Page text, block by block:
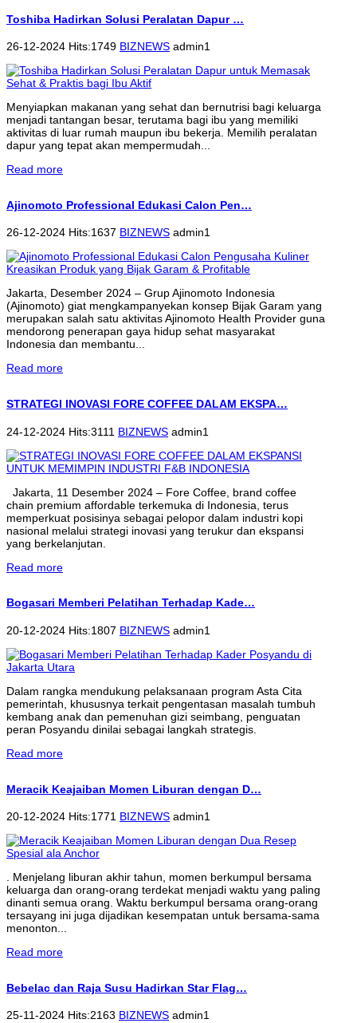
Toshiba Hadirkan Solusi Peralatan Dapur …
26-12-2024 Hits:1749 BIZNEWS admin1
Menyiapkan makanan yang sehat dan bernutrisi bagi keluarga
menjadi tantangan besar, terutama bagi ibu yang memiliki
aktivitas di luar rumah maupun ibu bekerja. Memilih peralatan
dapur yang tepat akan mempermudah...
Read more
Ajinomoto Professional Edukasi Calon Pen…
26-12-2024 Hits:1637 BIZNEWS admin1
Jakarta, Desember 2024 – Grup Ajinomoto Indonesia
(Ajinomoto) giat mengkampanyekan konsep Bijak Garam yang
merupakan salah satu aktivitas Ajinomoto Health Provider guna
mendorong penerapan gaya hidup sehat masyarakat
Indonesia dan membantu...
Read more
STRATEGI INOVASI FORE COFFEE DALAM EKSPA…
24-12-2024 Hits:3111 BIZNEWS admin1
Jakarta, 11 Desember 2024 – Fore Coffee, brand coffee
chain premium affordable terkemuka di Indonesia, terus
memperkuat posisinya sebagai pelopor dalam industri kopi
nasional melalui strategi inovasi yang terukur dan ekspansi
yang berkelanjutan.
Read more
Bogasari Memberi Pelatihan Terhadap Kade…
20-12-2024 Hits:1807 BIZNEWS admin1
Dalam rangka mendukung pelaksanaan program Asta Cita
pemerintah, khususnya terkait pengentasan masalah tumbuh
kembang anak dan pemenuhan gizi seimbang, penguatan
peran Posyandu dinilai sebagai langkah strategis.
Read more
Meracik Keajaiban Momen Liburan dengan D…
20-12-2024 Hits:1771 BIZNEWS admin1
. Menjelang liburan akhir tahun, momen berkumpul bersama
keluarga dan orang-orang terdekat menjadi waktu yang paling
dinanti semua orang. Waktu berkumpul bersama orang-orang
tersayang ini juga dijadikan kesempatan untuk bersama-sama
menonton...
Read more
Bebelac dan Raja Susu Hadirkan Star Flag…
25-11-2024 Hits:2163 BIZNEWS admin1